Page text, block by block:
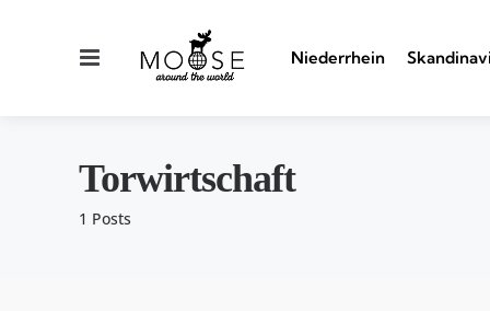
Menu Niederrhein
1 Posts
Torwirtschaft